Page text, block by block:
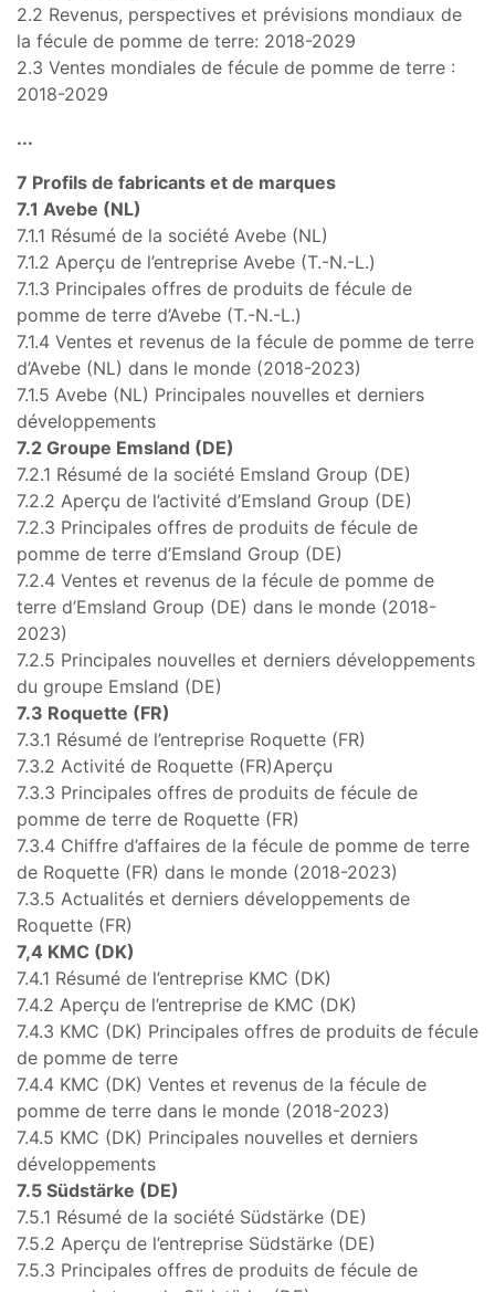
2.2 Revenus, perspectives et prévisions mondiaux de
la fécule de pomme de terre: 2018-2029
2.3 Ventes mondiales de fécule de pomme de terre :
2018-2029
...
7 Profils de fabricants et de marques
7.1 Avebe (NL)
7.1.1 Résumé de la société Avebe (NL)
7.1.2 Aperçu de l’entreprise Avebe (T.-N.-L.)
7.1.3 Principales offres de produits de fécule de
pomme de terre d’Avebe (T.-N.-L.)
7.1.4 Ventes et revenus de la fécule de pomme de terre
d’Avebe (NL) dans le monde (2018-2023)
7.1.5 Avebe (NL) Principales nouvelles et derniers
développements
7.2 Groupe Emsland (DE)
7.2.1 Résumé de la société Emsland Group (DE)
7.2.2 Aperçu de l’activité d’Emsland Group (DE)
7.2.3 Principales offres de produits de fécule de
pomme de terre d’Emsland Group (DE)
7.2.4 Ventes et revenus de la fécule de pomme de
terre d’Emsland Group (DE) dans le monde (2018-
2023)
7.2.5 Principales nouvelles et derniers développements
du groupe Emsland (DE)
7.3 Roquette (FR)
7.3.1 Résumé de l’entreprise Roquette (FR)
7.3.2 Activité de Roquette (FR)Aperçu
7.3.3 Principales offres de produits de fécule de
pomme de terre de Roquette (FR)
7.3.4 Chiffre d’affaires de la fécule de pomme de terre
de Roquette (FR) dans le monde (2018-2023)
7.3.5 Actualités et derniers développements de
Roquette (FR)
7,4 KMC (DK)
7.4.1 Résumé de l’entreprise KMC (DK)
7.4.2 Aperçu de l’entreprise de KMC (DK)
7.4.3 KMC (DK) Principales offres de produits de fécule
de pomme de terre
7.4.4 KMC (DK) Ventes et revenus de la fécule de
pomme de terre dans le monde (2018-2023)
7.4.5 KMC (DK) Principales nouvelles et derniers
développements
7.5 Südstärke (DE)
7.5.1 Résumé de la société Südstärke (DE)
7.5.2 Aperçu de l’entreprise Südstärke (DE)
7.5.3 Principales offres de produits de fécule de